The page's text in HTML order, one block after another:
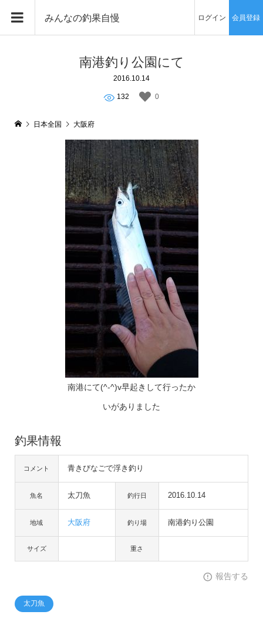
みんなの釣果自慢 ログイン 会員登録
南港釣り公園にて
2016.10.14
132 0
日本全国 大阪府
南港にて(^-^)v早起きして行ったか
いがありました
釣果情報
コメント 青きびなごで浮き釣り
魚名 太刀魚 釣行日 2016.10.14
地域 大阪府 釣り場 南港釣り公園
サイズ 重さ
報告する
太刀魚